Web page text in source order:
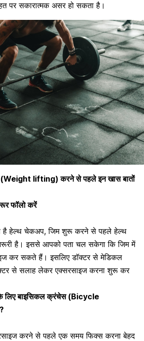
पर सकारात्मक असर हो सकता है।
(Weight lifting) करने से पहले इन खास बातों
फॉलो करें
हैहेल्थ चेकअप, जिम शुरू करने से पहले हेल्थ
है। इससे आपको पता चल सकेगा कि जिम में
कर सकते हैं। इसलिए डॉक्टर सेमेडिकल
से सलाह लेकर एक्सरसाइज करना शुरू कर
लिए बाइसिकल क्रंचेस (Bicycle
करने से पहले एक समय फिक्स करना बेहद